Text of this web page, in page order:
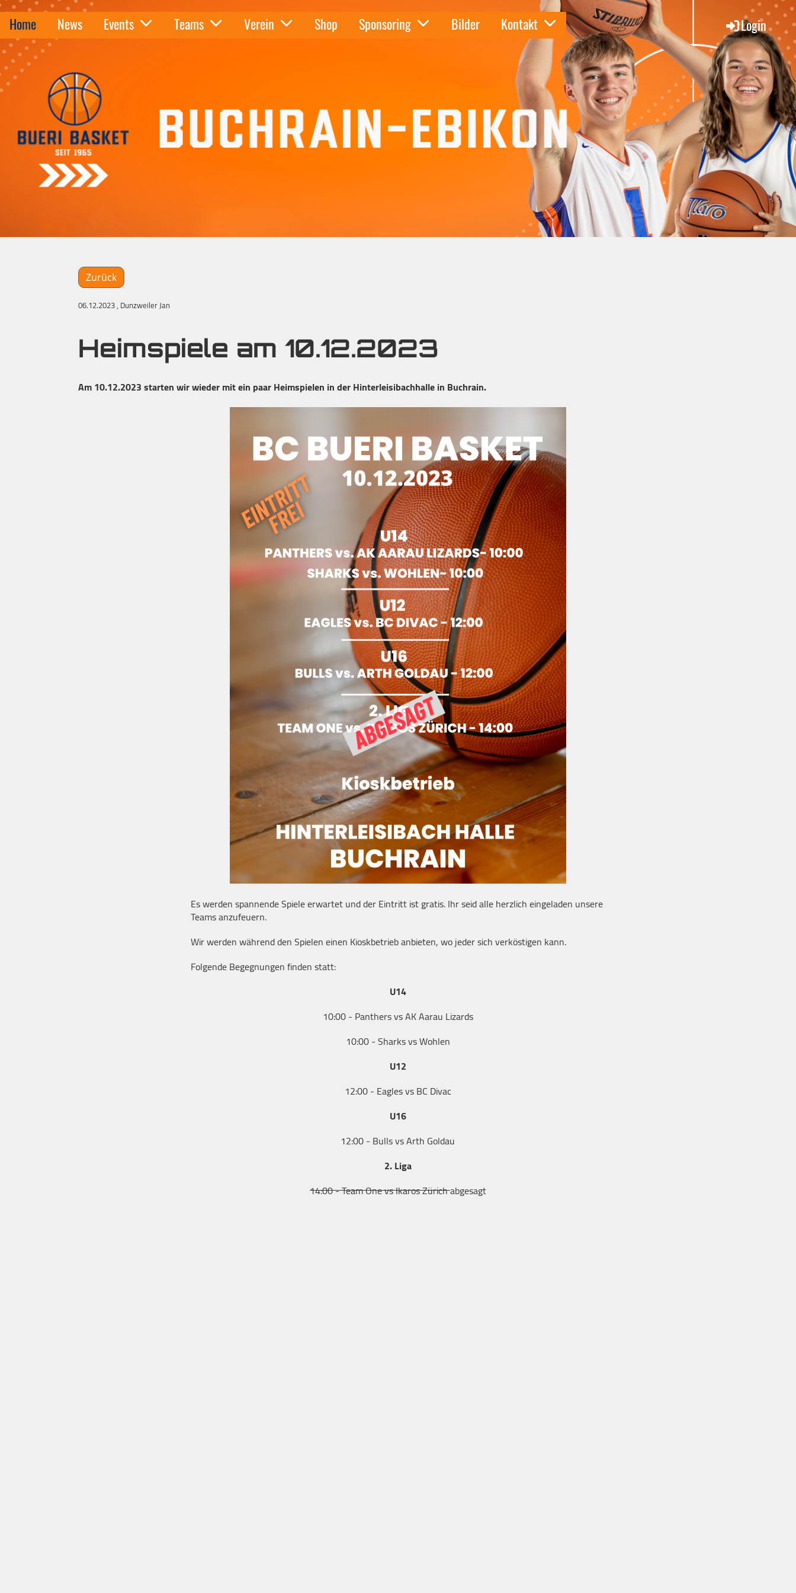
Home News Events Teams Verein Shop Sponsoring Bilder Kontakt Login
Zurück
06.12.2023, Dunzweiler Jan
Heimspiele am 10.12.2023
Am 10.12.2023 starten wir wieder mit ein paar Heimspielen in der Hinterleisibachhalle in Buchrain.
Es werden spannende Spiele erwartet und der Eintritt ist gratis. Ihr seid alle herzlich eingeladen unsere
Teams anzufeuern.
Wir werden während den Spielen einen Kioskbetrieb anbieten, wo jeder sich verköstigen kann.
Folgende Begegnungen finden statt:
U14
10:00 - Panthers vs AK Aarau Lizards
10:00 - Sharks vs Wohlen
U12
12:00 - Eagles vs BC Divac
U16
12:00 - Bulls vs Arth Goldau
2. Liga
14:00 - Team One vs Ikaros Zürichabgesagt